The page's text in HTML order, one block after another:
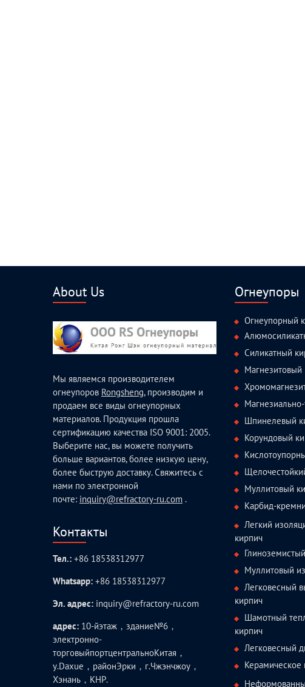
About Us
Мы являемся производителем
огнеупоров Rongsheng, производим и
продаем все виды огнеупорных
материалов. Продукция прошла
сертификацию качества ISO 9001: 2005.
Выберите нас, вы можете получить
больше вариантов, более низкую цену,
более быструю доставку. Свяжитесь с
нами по электронной
почте: inquiry@refractory-ru.com .
Контакты
Тел.: +86 18538312977
Whatsapp: +86 18538312977
Эл. адрес: inquiry@refractory-ru.com
адрес: 10-йэтаж，здание№6，
электронно-
торговыйпортцентральноКитая，
у.Daxue，районЭрки，г.Чжэнчжоу，
Хэнань，КНР.
Огнеупоры
Огнеупорный
Силикатный
Магнезитовый
Шпинелевый
Корундовый
Муллитовый
Карбид-
Легкий
кирпич
Муллитовый
Легковесный
кирпич
Шамотный
кирпич
Легковесный
Керамическое